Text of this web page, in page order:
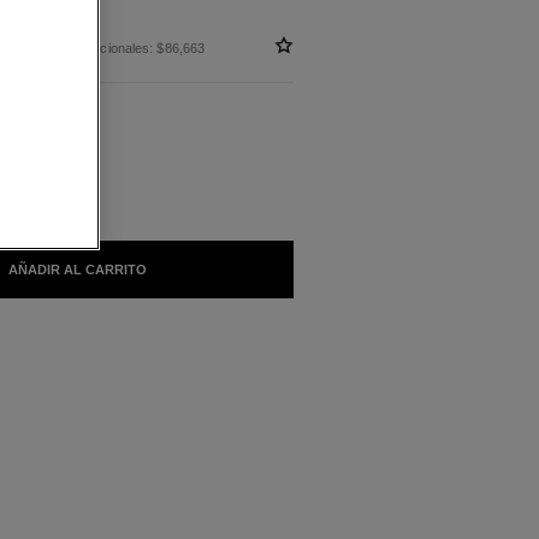
sin impuestos nacionales: $86,663
AÑADIR AL CARRITO